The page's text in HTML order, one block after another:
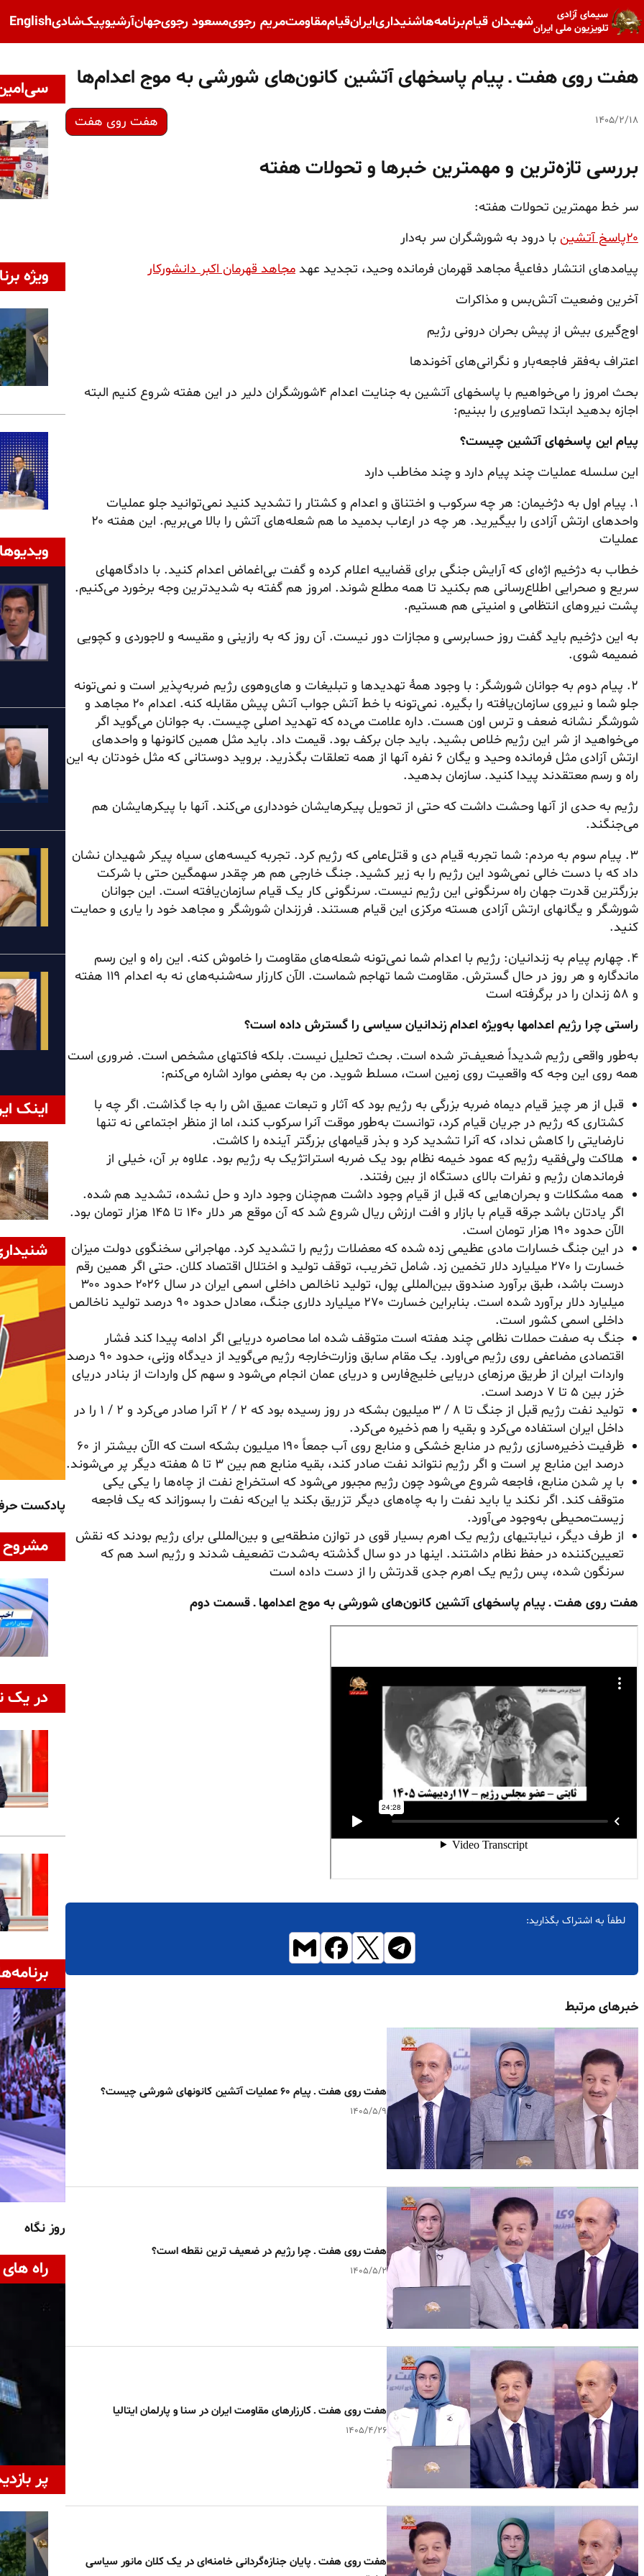
سیمای آزادی
تلویزیون ملی ایرانشهیدان قیامبرنامه‌هاشنیداریایرانقیاممقاومتمریم رجویمسعود رجویجهانآرشیوپیک‌شادیEnglish
هفت روی هفت ـ پیام پاسخهای آتشین کانون‌های شورشی به موج اعدام‌ها
۱۴۰۵/۲/۱۸ هفت روی هفت
بررسی تازه‌ترین و مهمترین خبرها و تحولات هفته
سر خط مهمترین تحولات هفته:
۲۰پاسخ آتشین
با درود به شورشگران سر به‌دار
پیامدهای انتشار دفاعیهٔ مجاهد قهرمان فرمانده وحید، تجدید عهد مجاهد قهرمان اکبر دانشورکار
آخرین وضعیت آتش‌بس و مذاکرات
اوج‌گیری بیش‌ از‌ پیش بحران درونی رژیم
اعتراف به‌فقر فاجعه‌بار و نگرانی‌های آخوندها
بحث امروز را می‌خواهیم با پاسخهای آتشین به جنایت اعدام ۴شورشگران دلیر در این هفته شروع کنیم البته
اجازه بدهید ابتدا تصاویری را ببنیم:
پیام این پاسخهای آتشین چیست؟
این سلسله عملیات چند پیام دارد و چند مخاطب دارد
۱. پیام اول به دژخیمان: هر چه سرکوب و اختناق و اعدام و کشتار را تشدید کنید نمی‌توانید جلو عملیات
واحدهای ارتش آزادی را بیگیرید. هر چه در ارعاب بدمید ما هم شعله‌های آتش را بالا می‌بریم. این هفته ۲۰
عملیات
خطاب به دژخیم اژه‌ای که آرایش جنگی برای قضاییه اعلام کرده و گفت بی‌اغماض اعدام کنید. با دادگاههای
سریع و صحرایی اطلاع‌رسانی هم بکنید تا همه مطلع شوند. امروز هم گفته به شدیدترین وجه برخورد می‌کنیم.
پشت نیروهای انتظامی و امنیتی هم هستیم.
به این دژخیم باید گفت روز حسابرسی و مجازات دور نیست. آن روز که به رازینی و مقیسه و لاجوردی و کچویی
ضمیمه شوی.
۲. پیام دوم به جوانان شورشگر: با وجود همهٔ تهدیدها و تبلیغات و های‌وهوی رژیم
ضربه‌پذیر است و نمی‌تونه
جلو شما و نیروی سازمان‌یافته را بگیره. نمی‌تونه با خط آتش جواب آتش پیش مقابله کنه. اعدام ۲۰ مجاهد و
شورشگر نشانه ضعف و ترس اون هست. داره علامت می‌ده که تهدید اصلی چیست. به جوانان می‌گوید اگر
می‌خواهید از شر این رژیم خلاص بشید. باید جان برکف بود. قیمت داد. باید مثل همین کانونها و واحدهای
ارتش آزادی مثل فرمانده وحید و یگان ۶ نفره آنها از همه تعلقات بگذرید. بروید دوستانی که مثل خودتان به این
راه و رسم معتقدند پیدا کنید. سازمان بدهید.
رژیم به حدی از آنها وحشت داشت که حتی از تحویل پیکرهایشان خودداری می‌کند. آنها با پیکرهایشان هم
می‌جنگند.
۳. پیام سوم به مردم: شما تجربه قیام دی و قتل‌عامی که رژیم کرد. تجربه کیسه‌های سیاه پیکر شهیدان نشان
داد که با دست خالی نمی‌شود این رژیم را به زیر کشید. جنگ خارجی هم هر چقدر سهمگین حتی با شرکت
بزرگترین قدرت جهان راه سرنگونی این رژیم نیست. سرنگونی کار یک قیام سازمان‌یافته است. این جوانان
شورشگر و یگانهای ارتش آزادی هسته مرکزی این قیام هستند. فرزندان شورشگر و مجاهد خود را یاری و حمایت
کنید.
۴. چهارم پیام به زندانیان: رژیم با اعدام شما نمی‌تونه شعله‌های مقاومت را خاموش کنه. این راه و این رسم
ماندگاره و هر روز در حال گسترش. مقاومت شما تهاجم شماست. الآن کارزار سه‌شنبه‌های نه به اعدام ۱۱۹ هفته
و ۵۸ زندان را در برگرفته است
راستی چرا رژیم اعدامها به‌ویژه اعدام زندانیان سیاسی را گسترش داده است؟
به‌طور واقعی رژیم شدیداً ضعیف‌تر شده است. بحث تحلیل نیست. بلکه فاکتهای مشخص است. ضروری است
همه روی این وجه که واقعیت روی زمین است، مسلط شوید. من به بعضی موارد اشاره می‌کنم:
قبل از هر چیز قیام دیماه ضربه بزرگی به رژیم بود که آثار و تبعات عمیق اش را به جا گذاشت. اگر چه با
کشتاری که رژیم در جریان قیام کرد، توانست به‌طور موقت آنرا سرکوب کند، اما از منظر اجتماعی نه تنها
نارضایتی را کاهش نداد، که آنرا تشدید کرد و بذر قیامهای بزرگتر آینده را کاشت.
هلاکت ولی‌فقیه رژیم که عمود خیمه نظام بود یک ضربه استراتژیک به رژیم بود. علاوه بر آن، خیلی از
فرماندهان رژیم و نفرات بالای دستگاه از بین رفتند.
همه مشکلات و بحران‌هایی که قبل از قیام وجود داشت هم‌چنان وجود دارد و حل نشده، تشدید هم شده.
اگر یادتان باشد جرقه قیام با بازار و افت ارزش ریال شروع شد که آن موقع هر دلار ۱۴۰ تا ۱۴۵ هزار تومان بود.
الآن حدود ۱۹۰ هزار تومان است.
در این جنگ خسارات مادی عظیمی زده شده که معضلات رژیم را تشدید کرد. مهاجرانی سخنگوی دولت میزان
خسارت را ۲۷۰ میلیارد دلار تخمین زد. شامل تخریب، توقف تولید و اختلال اقتصاد کلان. حتی اگر همین رقم
درست باشد، طبق برآورد صندوق بین‌المللی پول، تولید ناخالص داخلی اسمی ایران در سال ۲۰۲۶ حدود ۳۰۰
میلیارد دلار برآورد شده است. بنابراین خسارت ۲۷۰ میلیارد دلاری جنگ، معادل حدود ۹۰ درصد تولید ناخالص
داخلی اسمی کشور است.
جنگ به صفت حملات نظامی چند هفته است متوقف شده اما محاصره دریایی اگر ادامه پیدا کند فشار
اقتصادی مضاعفی روی رژیم می‌اورد. یک مقام سابق وزارت‌خارجه رژیم می‌گوید از دیدگاه وزنی، حدود ۹۰ درصد
واردات ایران از طریق مرزهای دریایی خلیج‌فارس و دریای عمان انجام می‌شود و سهم کل واردات از بنادر دریای
خزر بین ۵ تا ۷ درصد است.
تولید نفت رژیم قبل از جنگ تا ۸ / ۳ میلیون بشکه در روز رسیده بود که ۲ / ۲ آنرا صادر می‌کرد و ۲ / ۱ را در
داخل ایران استفاده می‌کرد و بقیه را هم ذخیره می‌کرد.
ظرفیت ذخیره‌سازی رژیم در منابع خشکی و منابع روی آب جمعاً ۱۹۰ میلیون بشکه است که الآن بیشتر از ۶۰
درصد این منابع پر است و اگر رژیم نتواند نفت صادر کند، بقیه منابع هم بین ۳ تا ۵ هفته دیگر پر می‌شوند.
با پر شدن منابع، فاجعه شروع می‌شود چون رژیم مجبور می‌شود که استخراج نفت از چاه‌ها را یکی یکی
متوقف کند. اگر نکند یا باید نفت را به چاه‌های دیگر تزریق بکند یا این‌که نفت را بسوزاند که یک فاجعه
زیست‌محیطی به‌وجود می‌آورد.
از طرف دیگر، نیابتیهای رژیم یک اهرم بسیار قوی در توازن منطقه‌یی و بین‌المللی برای رژیم بودند که نقش
تعیین‌کننده در حفظ نظام داشتند. اینها در دو سال گذشته به‌شدت تضعیف شدند و رژیم اسد هم که
سرنگون شده، پس رژیم یک اهرم جدی قدرتش را از دست داده است
هفت روی هفت ـ پیام پاسخهای آتشین کانون‌های شورشی به موج اعدامها ـ قسمت دوم
لطفاً به اشتراک بگذارید:
خبرهای مرتبط
هفت روی هفت ـ پیام ۶۰ عملیات آتشین کانونهای شورشی چیست؟
۱۴۰۵/۵/۹
هفت روی هفت ـ چرا رژیم در ضعیف ترین نقطه است؟
۱۴۰۵/۵/۲
هفت روی هفت ـ کارزارهای مقاومت ایران در سنا و پارلمان ایتالیا
۱۴۰۵/۴/۲۶
هفت روی هفت ـ پایان جنازه‌گردانی خامنه‌ای در یک کلان مانور سیاسی
ویژه
اینک
پادکست
مشروح
در یک
روز نگاه
راه
پر